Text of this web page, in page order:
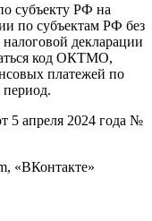
субъекту РФ на
по субъектам РФ без
декларации
код ОКТМО,
платежей по
5 апреля 2024 года №
«ВКонтакте»